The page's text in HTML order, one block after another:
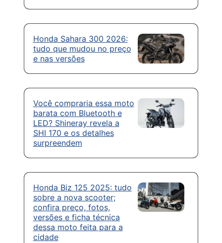
Honda Sahara 300 2026:
tudo que mudou no preço
e nas versões
Você compraria essa moto
barata com Bluetooth e
LED? Shineray revela a
SHI 170 e os detalhes
surpreendem
Honda Biz 125 2025: tudo
sobre a nova scooter;
confira preço, fotos,
versões e ficha técnica
dessa moto feita para a
cidade